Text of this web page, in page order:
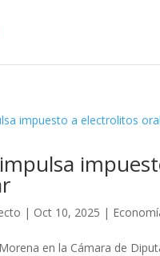
| Oct 10, 2025 |
en la Cámara de